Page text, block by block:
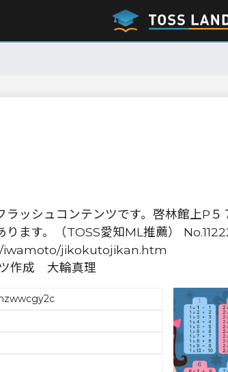
ッシュコンテンツです。啓林館上P５
ます。（TOSS愛知ML推薦）
iwamoto/jikokutojikan.htm
作成 大輪真理